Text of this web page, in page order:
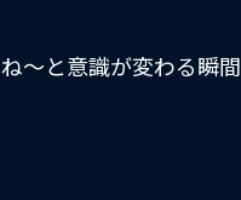
〜と意識が変わる瞬間